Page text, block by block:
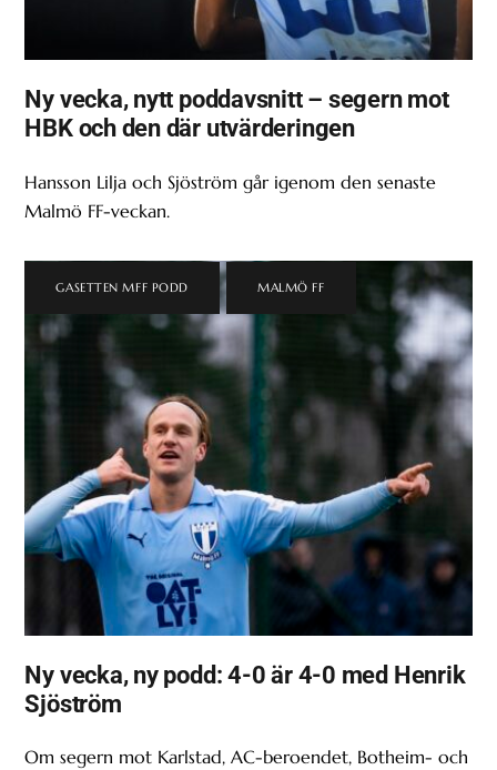
Ny vecka, nytt poddavsnitt – segern mot
HBK och den där utvärderingen
Hansson Lilja och Sjöström går igenom den senaste
Malmö FF-veckan.
GASETTEN MFF PODD MALMÖ FF
Ny vecka, ny podd: 4-0 är 4-0 med Henrik
Sjöström
Om segern mot Karlstad, AC-beroendet, Botheim- och